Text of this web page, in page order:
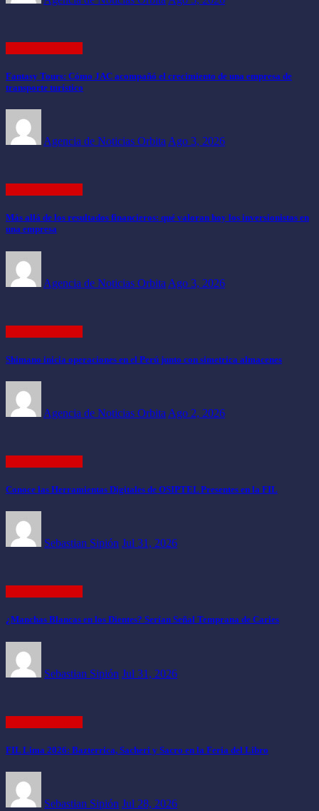
Fantasy Tours: Cómo JAC acompañó el crecimiento de una empresa de
transporte turístico
Agencia de Noticias Orbita Ago 3, 2026
Más allá de los resultados financieros: qué valoran hoy los inversionistas en
una empresa
Agencia de Noticias Orbita Ago 3, 2026
Shimano inicia operaciones en el Perú junto con simetrica almacenes
Agencia de Noticias Orbita Ago 2, 2026
Conoce las Herramientas Digitales de OSIPTEL Presentes en la FIL
Sebastian Sipión Jul 31, 2026
¿Manchas Blancas en los Dientes? Serían Señal Temprana de Caries
Sebastian Sipión Jul 31, 2026
FIL Lima 2026: Bazterrica, Sacheri y Sacro en la Feria del Libro
Sebastian Sipión Jul 28, 2026